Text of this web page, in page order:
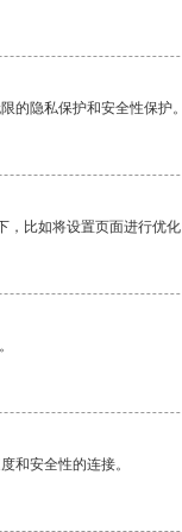
的隐私保护和安全性保护
，比如将设置页面进行优
和安全性的连接。